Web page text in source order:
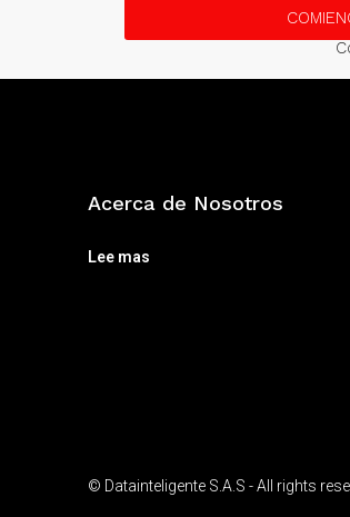
Acerca de Nosotros
Lee mas
© Datainteligente S.A.S - All rights